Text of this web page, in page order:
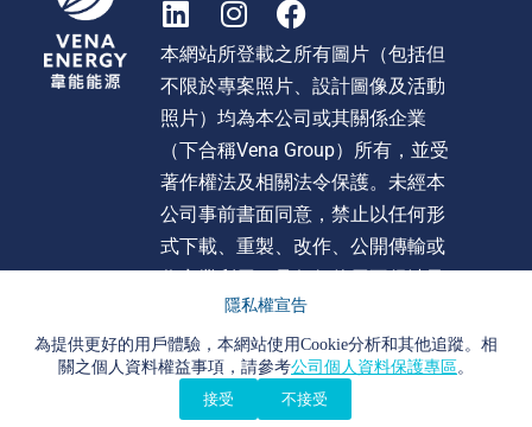
隱私權宣告
為提供更好的用戶體驗，本網站使用Cookie分析和其他追蹤。相
關之個人資料權益事項，請參考公司個人資料保護專區。
接受
不接受
本網站所登載之所有圖片（包括但
不限於專案照片、設計圖像及活動
照片）均為本公司或其關係企業
（下合稱Vena Group）所有，並受
著作權法及相關法令保護。未經本
公司事前書面同意，禁止以任何形
式下載、重製、改作、公開傳輸或
作商業利用。且任何使用不得涉及
不當影射、詆毀或貶損 Vena Group
或旗下任何公司之形象或商譽。違
者本公司將依法追究法律責任。